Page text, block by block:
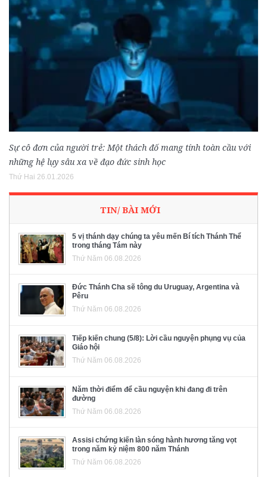
Sự cô đơn của người trẻ: Một thách đố mang tính toàn cầu với
những hệ lụy sâu xa về đạo đức sinh học
Thứ Hai 26.01.2026
TIN/ BÀI MỚI
5 vị thánh dạy chúng ta yêu mến Bí tích Thánh Thể
trong tháng Tám này
Thứ Năm 06.08.2026
Đức Thánh Cha sẽ tông du Uruguay, Argentina và
Pêru
Thứ Năm 06.08.2026
Tiếp kiến chung (5/8): Lời cầu nguyện phụng vụ của
Giáo hội
Thứ Năm 06.08.2026
Năm thời điểm để cầu nguyện khi đang đi trên
đường
Thứ Năm 06.08.2026
Assisi chứng kiến làn sóng hành hương tăng vọt
trong năm kỷ niệm 800 năm Thánh
Thứ Năm 06.08.2026